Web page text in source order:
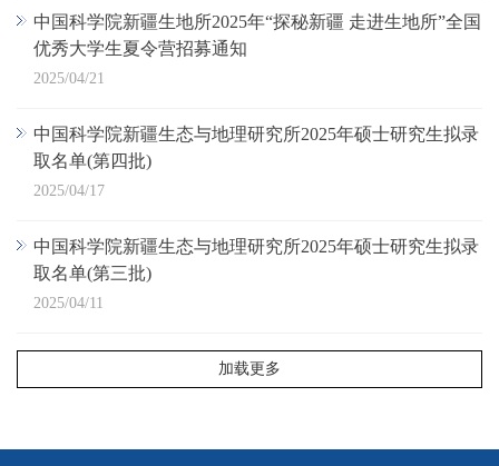
中国科学院新疆生地所2025年“探秘新疆 走进生地所”全国
优秀大学生夏令营招募通知
2025/04/21
中国科学院新疆生态与地理研究所2025年硕士研究生拟录
取名单(第四批)
2025/04/17
中国科学院新疆生态与地理研究所2025年硕士研究生拟录
取名单(第三批)
2025/04/11
加载更多